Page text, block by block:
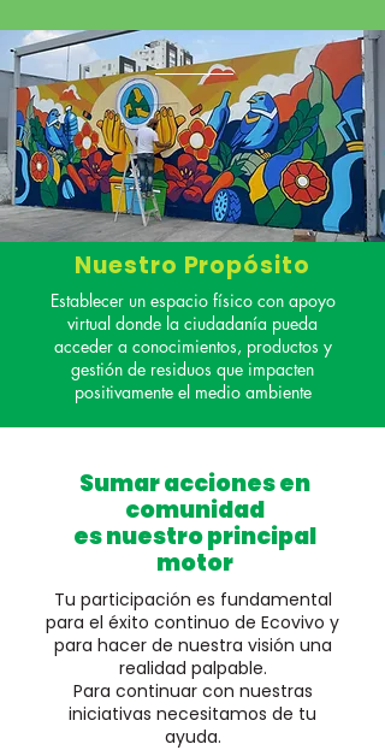
Nuestro Propósito
Establecer un espacio físico con apoyo
virtual donde la ciudadanía pueda
acceder a conocimientos, productos y
gestión de residuos que impacten
positivamente el medio ambiente
Sumar acciones en
comunidad
es nuestro principal
motor
Tu participación es fundamental
para el éxito continuo de Ecovivo y
para hacer de nuestra visión una
realidad palpable.
Para continuar con nuestras
iniciativas necesitamos de tu
ayuda.